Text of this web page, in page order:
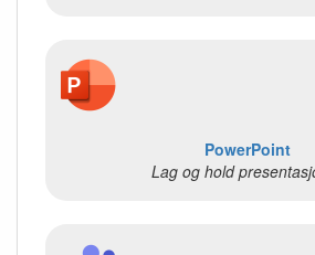
PowerPoint
Lag og hold